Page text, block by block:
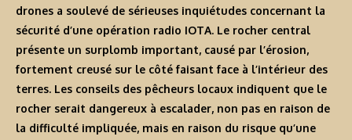
drones a soulevé de sérieuses inquiétudes concernant la
sécurité d’une opération radio IOTA. Le rocher central
présente un surplomb important, causé par l’érosion,
fortement creusé sur le côté faisant face à l’intérieur des
terres. Les conseils des pêcheurs locaux indiquent que le
rocher serait dangereux à escalader, non pas en raison de
la difficulté impliquée, mais en raison du risque qu’une